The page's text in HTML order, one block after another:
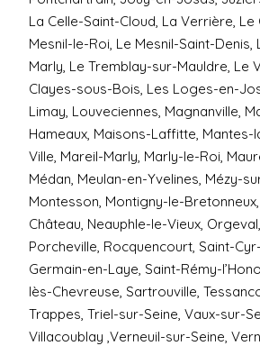
La Celle-Saint-Cloud, La Verrière, Le
Mesnil-le-Roi, Le Mesnil-Saint-Denis,
Marly, Le Tremblay-sur-Mauldre, Le
Clayes-sous-Bois, Les Loges-en-
Limay, Louveciennes, Magnanville,
Hameaux, Maisons-Laffitte, Mantes-
Ville, Mareil-Marly, Marly-le-Roi,
Médan, Meulan-en-Yvelines, Mézy-
Montesson, Montigny-le-
Château, Neauphle-le-Vieux,
Porcheville, Rocquencourt, Saint-
Germain-en-Laye, Saint-Rémy-
lès-Chevreuse, Sartrouville,
Trappes, Triel-sur-Seine, Vaux-sur-
Villacoublay ,Verneuil-sur-Seine,